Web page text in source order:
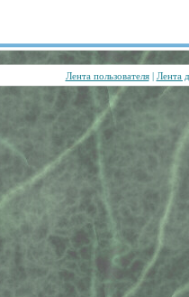
Лента пользователя| Лента